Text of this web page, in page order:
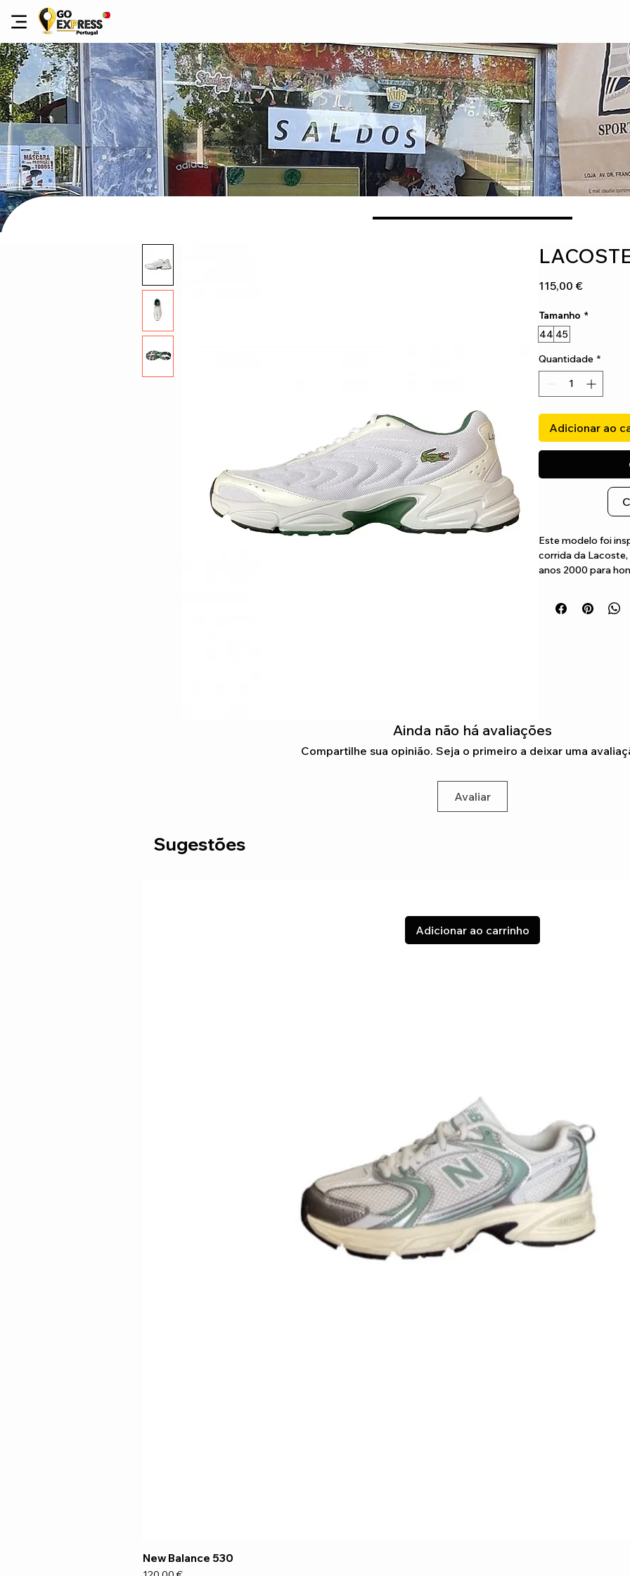
115,00 €Preço
Tamanho *
44 45
Quantidade *
Adicionar ao
Este modelo foi
corrida da
anos 2000 para
Ainda não há avaliações
Compartilhe sua opinião. Seja o primeiro a deixar uma
Avaliar
Sugestões
Adicionar ao carrinho
New Balance 530